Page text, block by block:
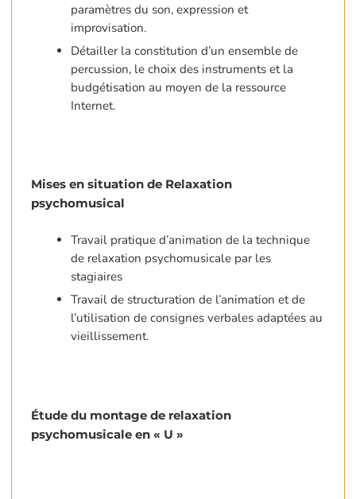
paramètres du son, expression et
improvisation.
Détailler la constitution d’un ensemble de
percussion, le choix des instruments et la
budgétisation au moyen de la ressource
Internet.
Mises en situation de Relaxation
psychomusical
Travail pratique d’animation de la technique
de relaxation psychomusicale par les
stagiaires
Travail de structuration de l’animation et de
l’utilisation de consignes verbales adaptées au
vieillissement.
Étude du montage de relaxation
psychomusicale en « U »